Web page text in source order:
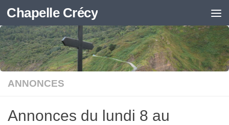
Skip to content
Chapelle Crécy
ANNONCES
Annonces du lundi 8 au